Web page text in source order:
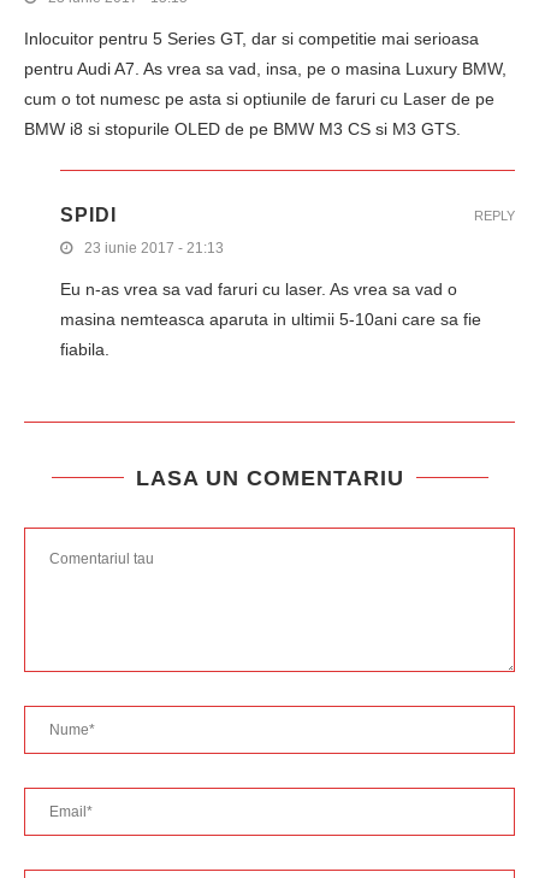
Inlocuitor pentru 5 Series GT, dar si competitie mai serioasa
pentru Audi A7. As vrea sa vad, insa, pe o masina Luxury BMW,
cum o tot numesc pe asta si optiunile de faruri cu Laser de pe
BMW i8 si stopurile OLED de pe BMW M3 CS si M3 GTS.
SPIDI
23 iunie 2017 - 21:13
Eu n-as vrea sa vad faruri cu laser. As vrea sa vad o
masina nemteasca aparuta in ultimii 5-10ani care sa fie
fiabila.
REPLY
LASA UN COMENTARIU